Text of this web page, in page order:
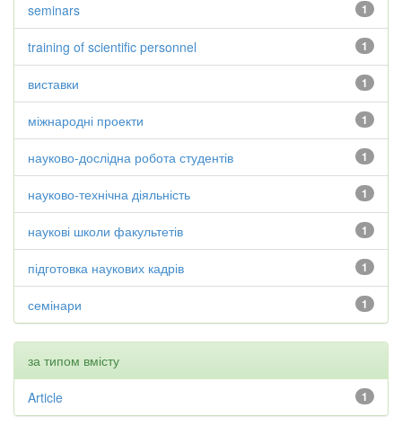
1
seminars
1
training of scientific personnel
1
виставки
1
міжнародні проекти
1
науково-дослідна робота студентів
1
науково-технічна діяльність
1
наукові школи факультетів
1
підготовка наукових кадрів
1
семінари
за типом вмісту
1
Article